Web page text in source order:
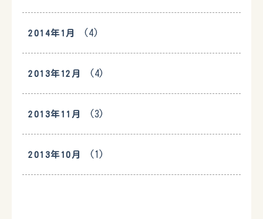
2014年1月 (4)
2013年12月 (4)
2013年11月 (3)
2013年10月 (1)